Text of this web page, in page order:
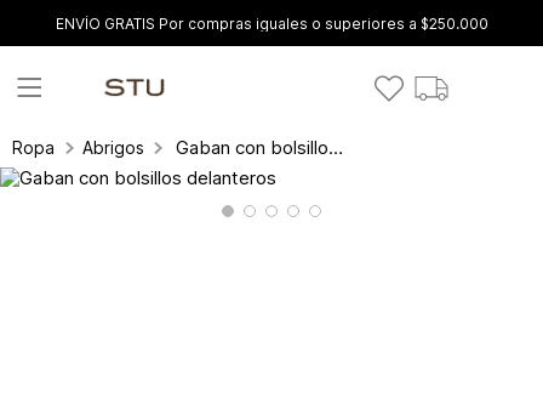
ENVÍO GRATIS Por compras iguales o superiores a $250.000
Ropa Abrigos y gabanes Gaban con bolsillos delanteros